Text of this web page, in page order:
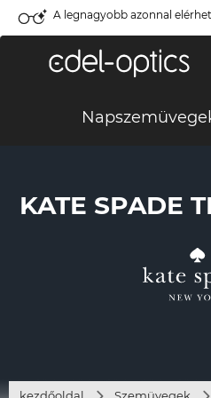
A legnagyobb azonnal
KATE SPADE